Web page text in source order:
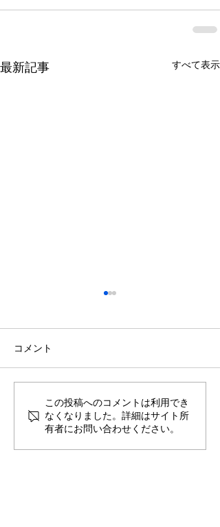
最新記事 すべて表示
築22年マンション｜水ま
わりと内装を一新したリ
フォーム
コメント
この投稿へのコメントは利用でき
なくなりました。詳細はサイト所
有者にお問い合わせください。